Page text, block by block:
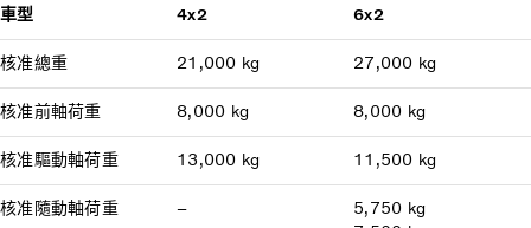
車型 4x2 6x2
核准總重 21,000 kg 27,000 kg
核准前軸荷重 8,000 kg 8,000 kg
核准驅動軸荷重 13,000 kg 11,500 kg
核准隨動軸荷重 –
5,750 kg